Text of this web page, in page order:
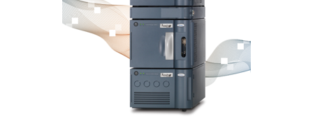
ACQUITY UPLC H-Class PLUS
CROMATOGRAFÍA LIQUIDA